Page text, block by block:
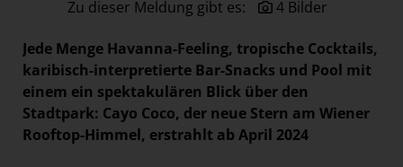
Paradies Garten
Raisin
section.d
Swiss Life Select
The Companion
Zu dieser Meldung gibt es: 4 Bilder
Jede Menge Havanna-Feeling, tropische Cocktails,
karibisch-interpretierte Bar-Snacks und Pool mit
einem ein spektakulären Blick über den
Stadtpark: Cayo Coco, der neue Stern am Wiener
Rooftop-Himmel, erstrahlt ab April 2024